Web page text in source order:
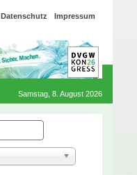
Datenschutz Impressum
Samstag, 8. August 2026